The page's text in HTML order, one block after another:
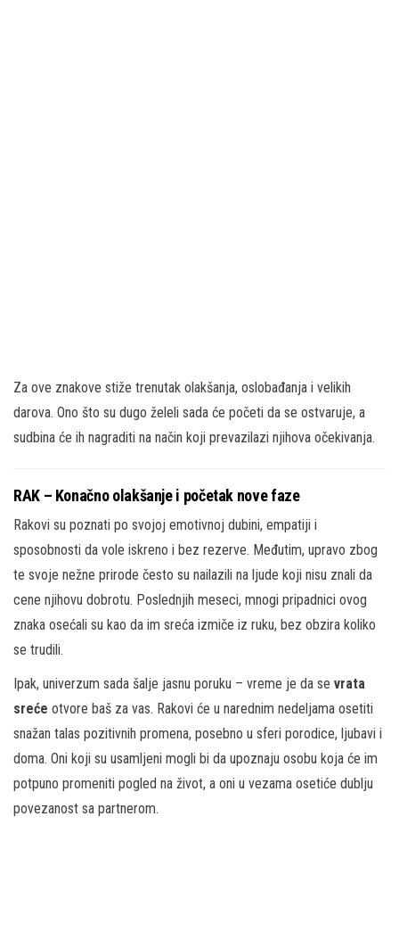
Za ove znakove stiže trenutak olakšanja, oslobađanja i velikih
darova. Ono što su dugo želeli sada će početi da se ostvaruje, a
sudbina će ih nagraditi na način koji prevazilazi njihova očekivanja.
RAK – Konačno olakšanje i početak nove faze
Rakovi su poznati po svojoj emotivnoj dubini, empatiji i
sposobnosti da vole iskreno i bez rezerve. Međutim, upravo zbog
te svoje nežne prirode često su nailazili na ljude koji nisu znali da
cene njihovu dobrotu. Poslednjih meseci, mnogi pripadnici ovog
znaka osećali su kao da im sreća izmiče iz ruku, bez obzira koliko
se trudili.
Ipak, univerzum sada šalje jasnu poruku – vreme je da se vrata
sreće otvore baš za vas. Rakovi će u narednim nedeljama osetiti
snažan talas pozitivnih promena, posebno u sferi porodice, ljubavi i
doma. Oni koji su usamljeni mogli bi da upoznaju osobu koja će im
potpuno promeniti pogled na život, a oni u vezama osetiće dublju
povezanost sa partnerom.